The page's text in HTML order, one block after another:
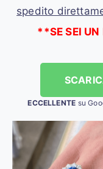
spedito
**SE SEI UN
ECCELLENTE su